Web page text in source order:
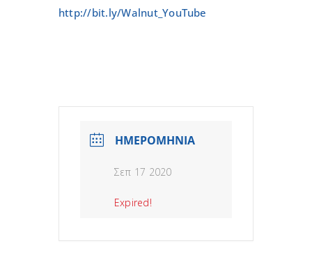
http://bit.ly/Walnut_YouTube
ΗΜΕΡΟΜΗΝΙΑ
Σεπ 17 2020
Expired!